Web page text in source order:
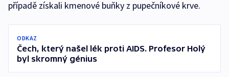
případě získali kmenové buňky z pupečníkové krve.
ODKAZ
Čech, který našel lék proti AIDS. Profesor Holý
byl skromný génius